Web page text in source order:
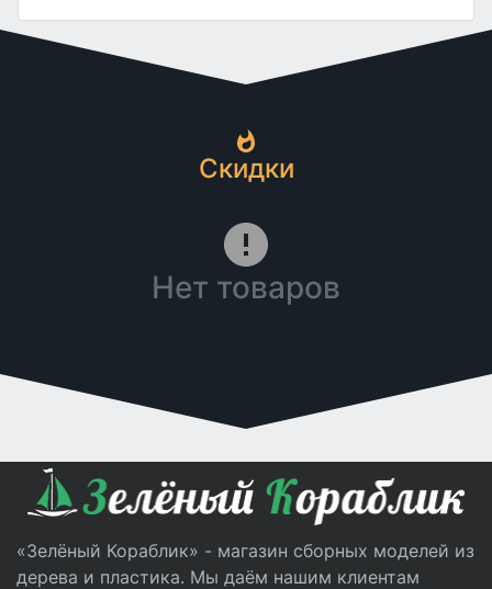
Скидки
Нет товаров
«Зелёный Кораблик» - магазин сборных моделей из
дерева и пластика. Мы даём нашим клиентам